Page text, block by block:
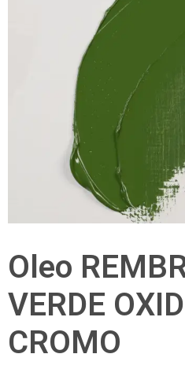
Oleo
VERDE
CROMO